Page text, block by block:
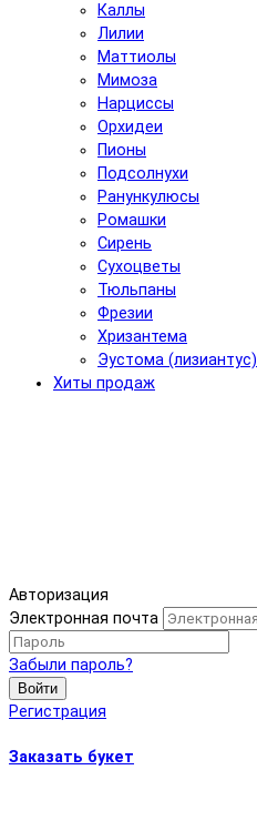
Каллы
Лилии
Маттиолы
Мимоза
Нарциссы
Орхидеи
Пионы
Подсолнухи
Ранункулюсы
Ромашки
Сирень
Сухоцветы
Тюльпаны
Фрезии
Хризантема
Эустома (лизиантус)
Хиты продаж
Авторизация
Электронная почта
Забыли пароль?
Войти
Регистрация
Заказать букет